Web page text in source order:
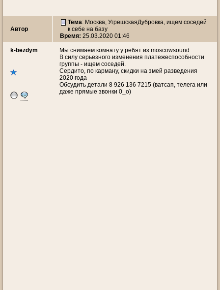
Автор
Тема: Москва, УгрешскаяДубровка, ищем соседей
к себе на базу
Время: 25.03.2020 01:46
k-bezdym
Мы снимаем комнату у ребят из moscowsound
В силу серьезного изменения платежеспособности
группы - ищем соседей.
Сердито, по карману, скидки на змей разведения
2020 года
Обсудить детали 8 926 136 7215 (ватсап, телега или
даже прямые звонки 0_o)